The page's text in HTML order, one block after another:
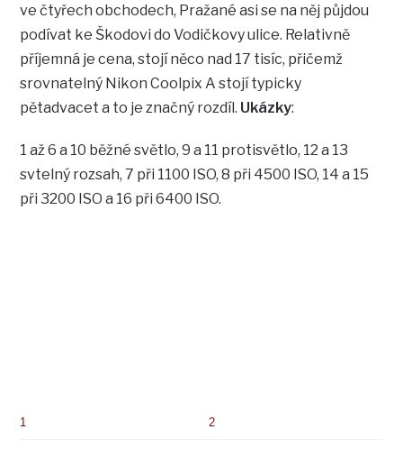
ve čtyřech obchodech, Pražané asi se na něj půjdou
podívat ke Škodovi do Vodičkovy ulice. Relativně
příjemná je cena, stojí něco nad 17 tisíc, přičemž
srovnatelný Nikon Coolpix A stojí typicky
pětadvacet a to je značný rozdíl. Ukázky:
1 až 6 a 10 běžné světlo, 9 a 11 protisvětlo, 12 a 13
svtelný rozsah, 7 při 1100 ISO, 8 při 4500 ISO, 14 a 15
při 3200 ISO a 16 při 6400 ISO.
1 2